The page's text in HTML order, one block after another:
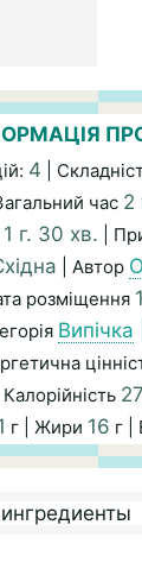
4 |
час 2
1 г. 30 хв. |
| Автор
розміщення
Випічка
Калорійність
г | Жири 16 г |